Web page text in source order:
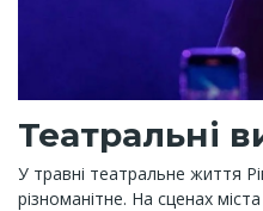
Театральні
У травні театральне життя
різноманітне. На сценах